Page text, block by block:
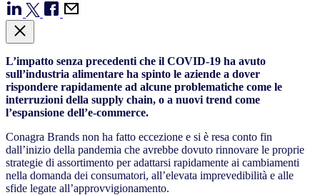
L’impatto senza precedenti che il COVID-19 ha avuto
sull’industria alimentare ha spinto le aziende a dover
rispondere rapidamente ad alcune problematiche come le
interruzioni della supply chain, o a nuovi trend come
l’espansione dell’e-commerce.
Conagra Brands non ha fatto eccezione e si è resa conto fin
dall’inizio della pandemia che avrebbe dovuto rinnovare le proprie
strategie di assortimento per adattarsi rapidamente ai cambiamenti
nella domanda dei consumatori, all’elevata imprevedibilità e alle
sfide legate all’approvvigionamento.